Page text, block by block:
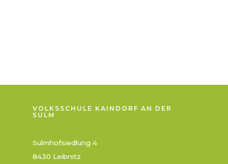
VOLKSSCHULE KAINDORF AN DER
SULM
Sulmhofsiedlung 4
8430 Leibnitz